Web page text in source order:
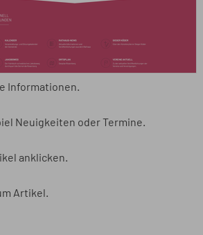
Informationen.
Neuigkeiten oder Termine.
anklicken.
Artikel.